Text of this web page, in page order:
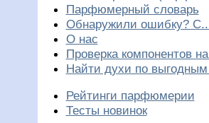
Парфюмерный словарь
Обнаружили ошибку?
О нас
Проверка компонентов
Найти духи по
Рейтинги парфюмерии
Тесты новинок